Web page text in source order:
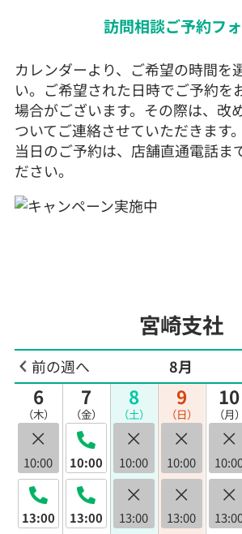
宮崎支社
訪問相談ご予約フ
前の週へ 8月
6
（木）
×
10:00
13:00
7
（金）
10:00
13:00
8
（土）
×
10:00
×
13:00
9
（日）
×
10:00
×
13:00
10
（月）
×
×
カレンダーより、ご希望の時間を
い。ご希望された日時でご予約を
場合がございます。その際は、改
ついてご連絡させていただきます。
当日のご予約は、店舗直通電話ま
ださい。